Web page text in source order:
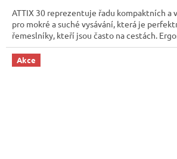
ATTIX 30 reprezentuje řadu kompaktních a
pro mokré a suché vysávání, která je
řemeslníky, kteří jsou často na cestách.
Akce